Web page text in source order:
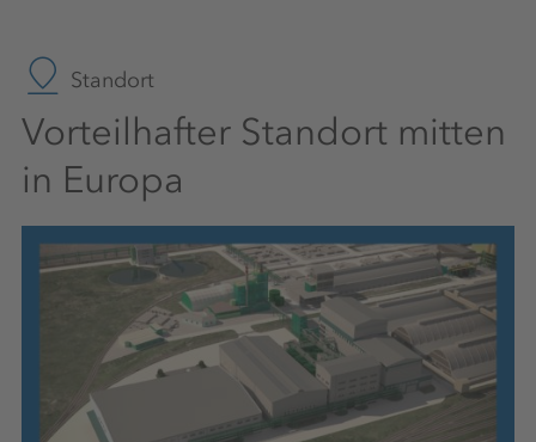
Standort
Vorteilhafter Standort mitten
in Europa